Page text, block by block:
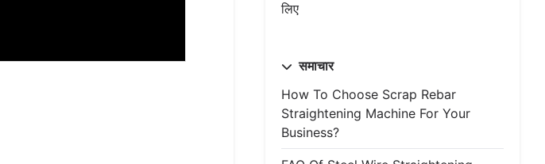
लिए
समाचार
How To Choose Scrap Rebar
Straightening Machine For Your
Business?